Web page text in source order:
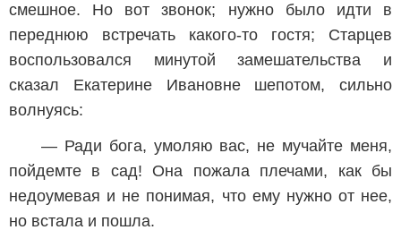
смешное. Но вот звонок; нужно было идти в
переднюю встречать какого-то гостя; Старцев
воспользовался минутой замешательства и
сказал Екатерине Ивановне шепотом, сильно
волнуясь:
— Ради бога, умоляю вас, не мучайте меня,
пойдемте в сад! Она пожала плечами, как бы
недоумевая и не понимая, что ему нужно от нее,
но встала и пошла.